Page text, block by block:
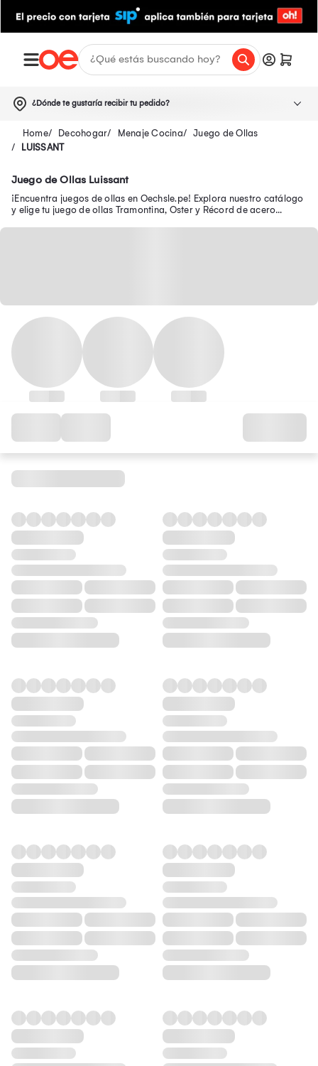
¿Dónde te gustaría recibir tu pedido?
Decohogar Menaje Cocina
Juego de Ollas
LUISSANT
Juego de Ollas Luissant
¡Encuentra juegos de ollas en Oechsle.pe! Explora nuestro catálogo
y elige tu juego de ollas Tramontina, Oster y Récord de acero